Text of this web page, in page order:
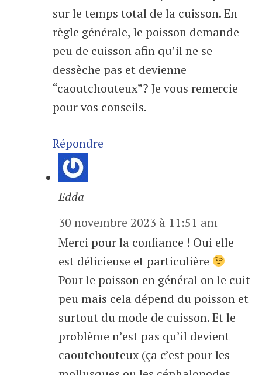
sur le temps total de la cuisson. En
règle générale, le poisson demande
peu de cuisson afin qu’il ne se
dessèche pas et devienne
“caoutchouteux”? Je vous remercie
pour vos conseils.
Répondre
Edda
30 novembre 2023 à 11:51 am
Merci pour la confiance ! Oui elle
est délicieuse et particulière
Pour le poisson en général on le cuit
peu mais cela dépend du poisson et
surtout du mode de cuisson. Et le
problème n’est pas qu’il devient
caoutchouteux (ça c’est pour les